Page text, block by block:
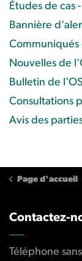
Études de cas
Bannière
Communiqués
Nouvelles de
Bulletin de
Consultations
Avis des
Page d'accueil
Contactez-
Téléphone